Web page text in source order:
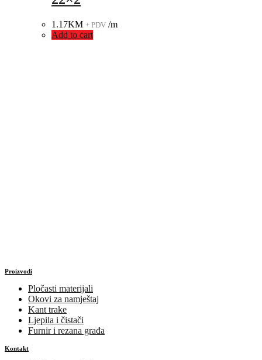
1.17KM + PDV /m
Add to cart
Proizvodi
Pločasti materijali
Okovi za namještaj
Kant trake
Ljepila i čistači
Furnir i rezana građa
Kontakt